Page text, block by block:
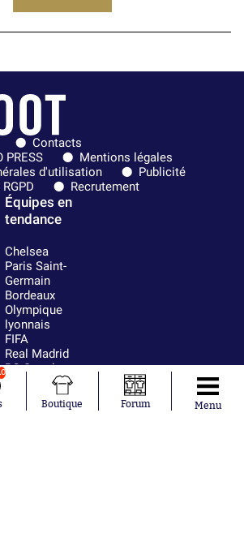
Contacts
PRESS
Mentions légales
d'utilisation
Publicité
Recrutement
Équipes en
tendance
Chelsea
Paris Saint-
Germain
Bordeaux
Olympique
lyonnais
FIFA
Real Madrid
RC Strasbourg
AC Milan
RC Lens
Boutique Forum Menu